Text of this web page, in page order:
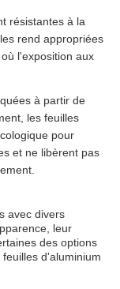
résistantes à la
rend appropriées
l'exposition aux
à partir de
les feuilles
pour
et ne libèrent pas
avec divers
leur
des options
d'aluminium